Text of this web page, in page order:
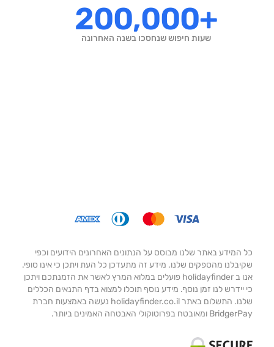
200,000+
שעות חיפוש שנחסכו בשנה האחרונה
כל המידע באתר שלנו מבוסס על הנתונים האחרונים הידועים וכפי
שקיבלנו מהספקים שלנו. מידע זה מתעדכן כל העת ויתכן כי אינו סופי.
אנו ב holidayfinder פועלים במלוא המרץ לאשר את הזמנתכם ויתכן
כי יידרש לנו זמן נוסף. מידע נוסף תוכלו למצוא בדף התנאים הכללים
שלנו. התשלום באתר holidayfinder.co.il נעשה באמצעות חברת
BridgerPay ומאובטח בפרוטוקולי האבטחה האמינים ביותר.